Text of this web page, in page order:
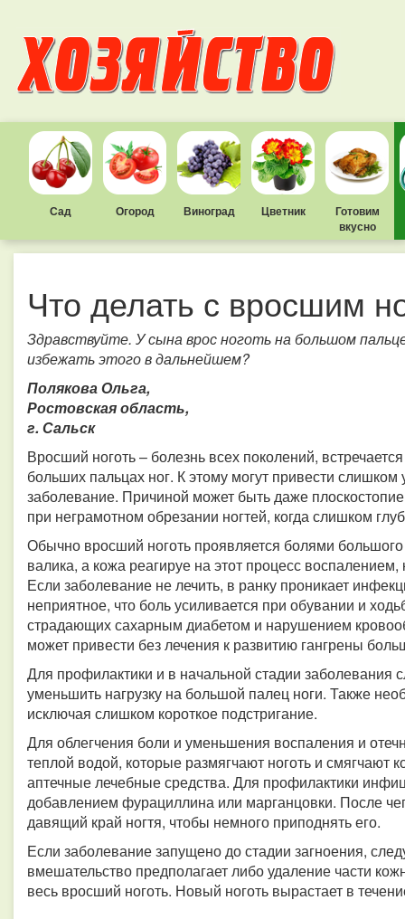
Сад Огород Виноград Цветник
Готовим
вкусно
Что делать с вросшим
Здравствуйте. У сына врос ноготь на большом
избежать этого в дальнейшем?
Полякова Ольга,
Ростовская область,
г. Сальск
Вросший ноготь – болезнь всех поколений,
больших пальцах ног. К этому могут привести слишком
заболевание. Причиной может быть даже
при неграмотном обрезании ногтей, когда слишком
Обычно вросший ноготь проявляется болями большого
валика, а кожа реагируе на этот процесс
Если заболевание не лечить, в ранку проникает
неприятное, что боль усиливается при обувании и
страдающих сахарным диабетом и нарушением
может привести без лечения к развитию гангрены
Для профилактики и в начальной стадии заболевания
уменьшить нагрузку на большой палец ноги. Также
исключая слишком короткое подстригание.
Для облегчения боли и уменьшения воспаления и
теплой водой, которые размягчают ноготь и смягчают
аптечные лечебные средства. Для профилактики
добавлением фурациллина или марганцовки. После
давящий край ногтя, чтобы немного приподнять его.
Если заболевание запущено до стадии загноения,
вмешательство предполагает либо удаление части
весь вросший ноготь. Новый ноготь вырастает в